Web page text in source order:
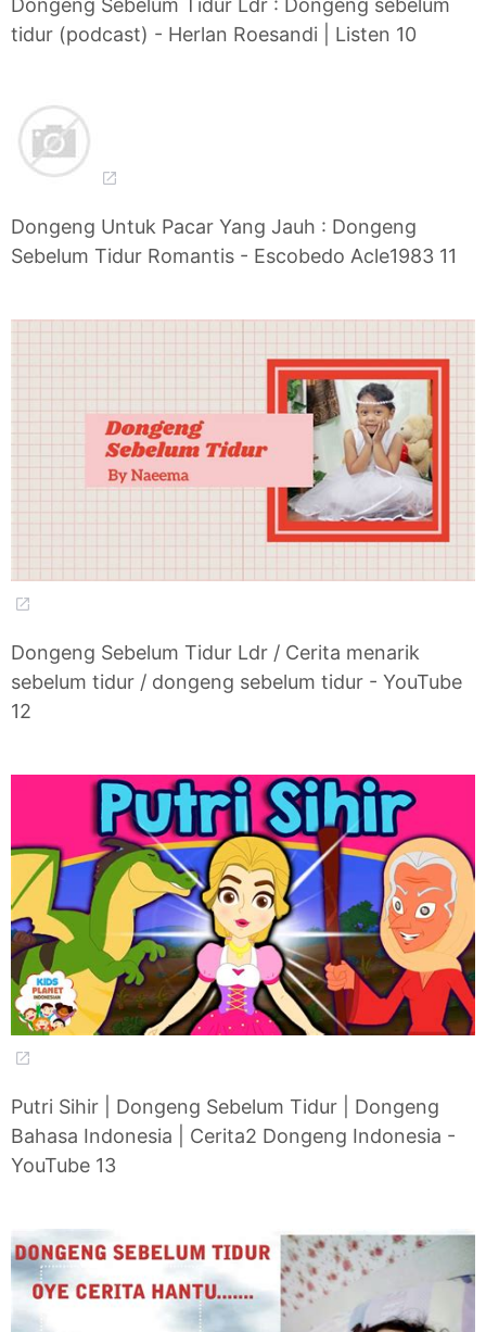
Dongeng Sebelum Tidur Ldr : Dongeng sebelum
tidur (podcast) - Herlan Roesandi | Listen 10
Dongeng Untuk Pacar Yang Jauh : Dongeng
Sebelum Tidur Romantis - Escobedo Acle1983 11
Dongeng Sebelum Tidur Ldr / Cerita menarik
sebelum tidur / dongeng sebelum tidur - YouTube
12
Putri Sihir | Dongeng Sebelum Tidur | Dongeng
Bahasa Indonesia | Cerita2 Dongeng Indonesia -
YouTube 13